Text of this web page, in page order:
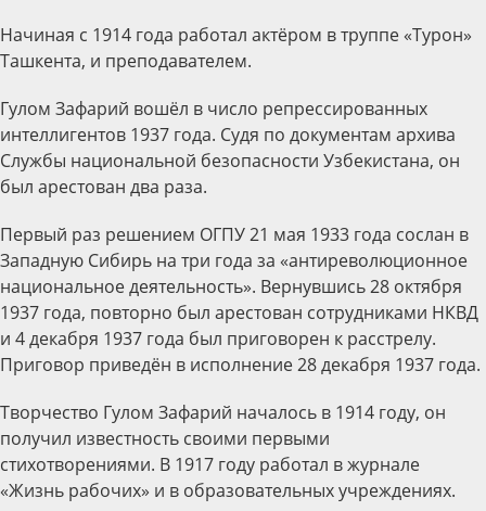
Начиная с 1914 года работал актёром в труппе «Турон»
Ташкента, и преподавателем.
Гулом Зафарий вошёл в число репрессированных
интеллигентов 1937 года. Судя по документам архива
Службы национальной безопасности Узбекистана, он
был арестован два раза.
Первый раз решением ОГПУ 21 мая 1933 года сослан в
Западную Сибирь на три года за «антиреволюционное
национальное деятельность». Вернувшись 28 октября
1937 года, повторно был арестован сотрудниками НКВД
и 4 декабря 1937 года был приговорен к расстрелу.
Приговор приведён в исполнение 28 декабря 1937 года.
Творчество Гулом Зафарий началось в 1914 году, он
получил известность своими первыми
стихотворениями. В 1917 году работал в журнале
«Жизнь рабочих» и в образовательных учреждениях.